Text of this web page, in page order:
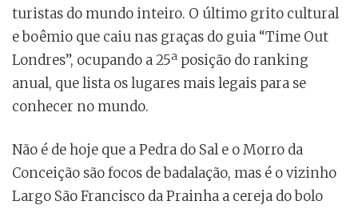
turistas do mundo inteiro. O último grito cultural
e boêmio que caiu nas graças do guia “Time Out
Londres”, ocupando a 25ª posição do ranking
anual, que lista os lugares mais legais para se
conhecer no mundo.
Não é de hoje que a Pedra do Sal e o Morro da
Conceição são focos de badalação, mas é o vizinho
Largo São Francisco da Prainha a cereja do bolo